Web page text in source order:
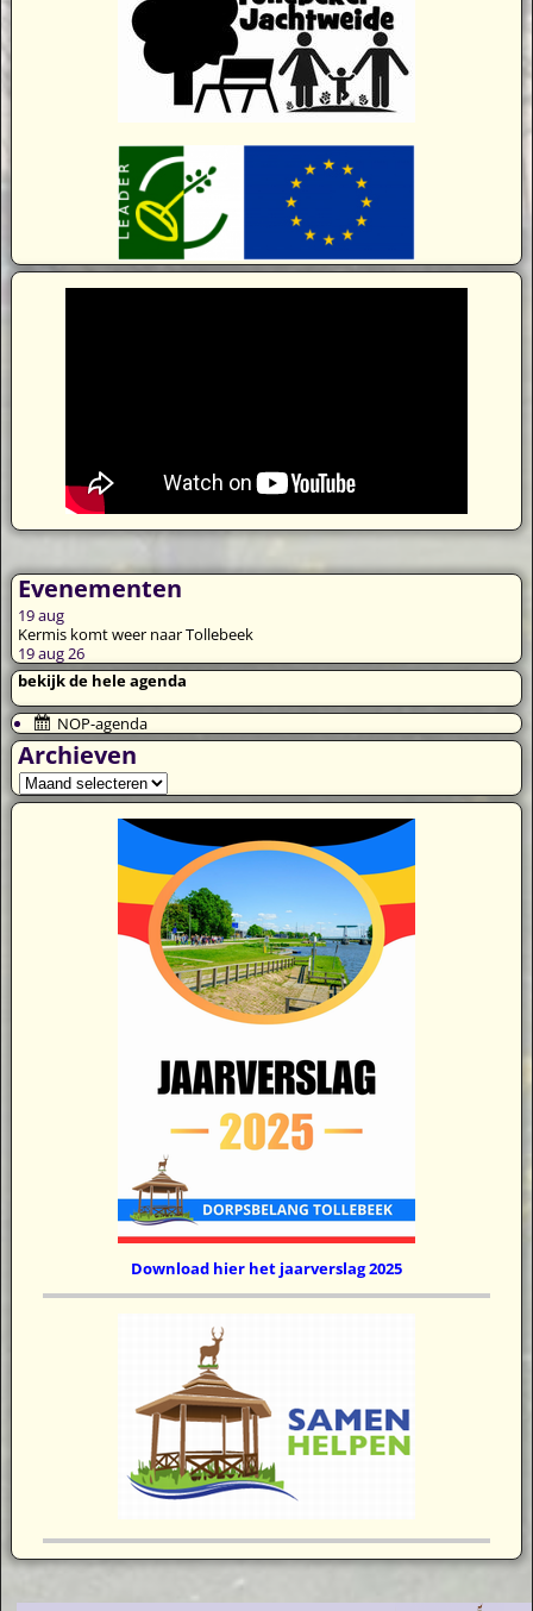
Evenementen
19aug
Kermis komt weer naar Tollebeek
19 aug 26
bekijk de hele agenda
NOP-agenda
Archieven
Download hier het jaarverslag 2025